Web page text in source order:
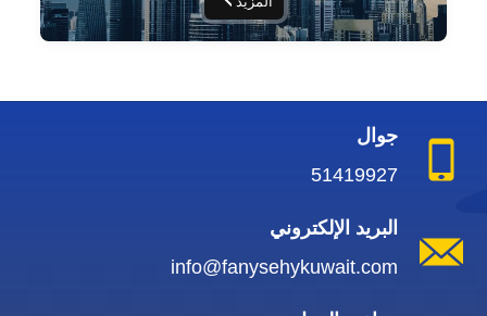
جوال
51419927
البريد الإلكتروني
info@fanysehykuwait.com